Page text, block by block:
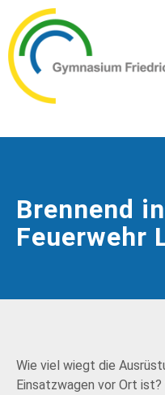
Brennend
Feuerwehr
Wie viel wiegt die
Einsatzwagen vor Ort